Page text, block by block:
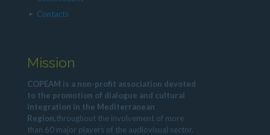
Contacts
Mission
COPEAM is a non-profit association devoted
to the promotion of dialogue and cultural
integration in the Mediterranean
Region,throughout the involvement of more
than 60 major players of the audiovisual sector,